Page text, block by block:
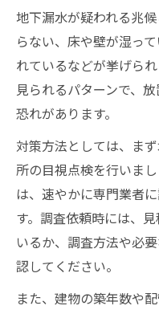
地下漏水が疑われる兆
らない、床や壁が湿っ
れているなどが挙げら
見られるパターンで、
恐れがあります。
対策方法としては、ま
所の目視点検を行いま
は、速やかに専門業者
す。調査依頼時には、
いるか、調査方法や必
認してください。
また、建物の築年数や